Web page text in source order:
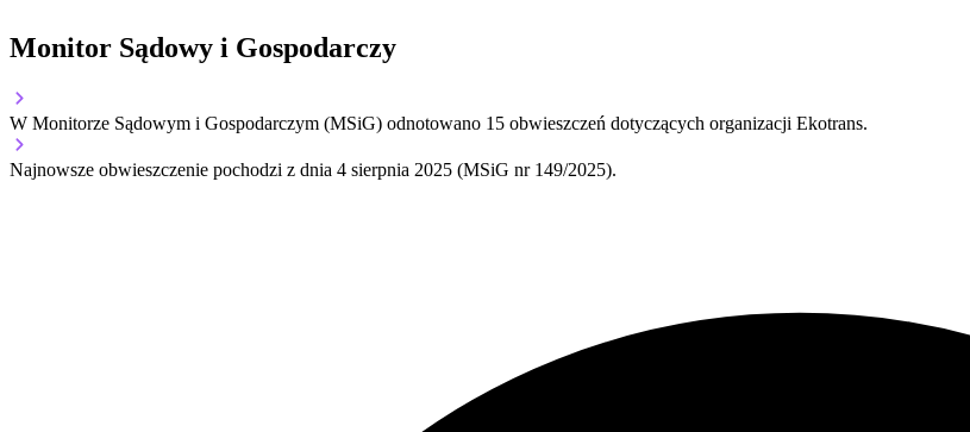
Monitor Sądowy i Gospodarczy
W Monitorze Sądowym i Gospodarczym (MSiG) odnotowano 15 obwieszczeń dotyczących organizacji Ekotrans.
Najnowsze obwieszczenie pochodzi z dnia 4 sierpnia 2025 (MSiG nr 149/2025).